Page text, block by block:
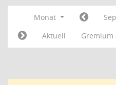
Monat
Aktuell
Gremium